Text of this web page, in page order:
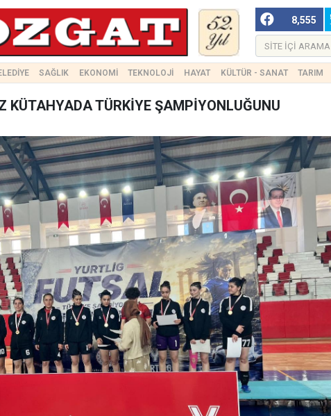
8,555
SAĞLIK EKONOMİ TEKNOLOJİ HAYAT KÜLTÜR - SANAT TARIM
KÜTAHYADA TÜRKİYE ŞAMPİYONLUĞUNU